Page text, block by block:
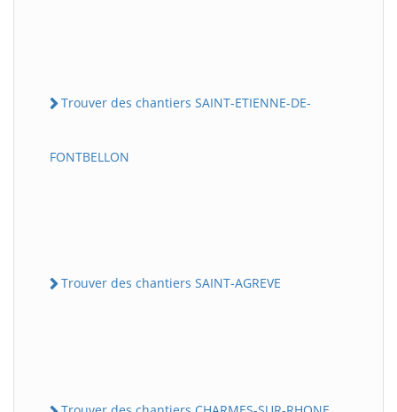
Trouver des chantiers SAINT-ETIENNE-DE-
FONTBELLON
Trouver des chantiers SAINT-AGREVE